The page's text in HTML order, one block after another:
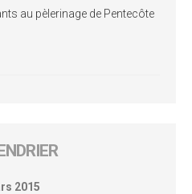
au pèlerinage de Pentecôte
2015